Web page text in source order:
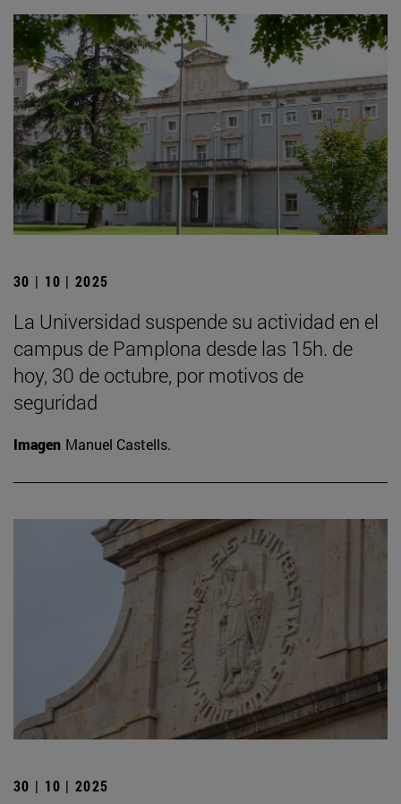
30 | 10 | 2025
La Universidad suspende su actividad en el
campus de Pamplona desde las 15h. de
hoy, 30 de octubre, por motivos de
seguridad
Imagen Manuel Castells.
30 | 10 | 2025